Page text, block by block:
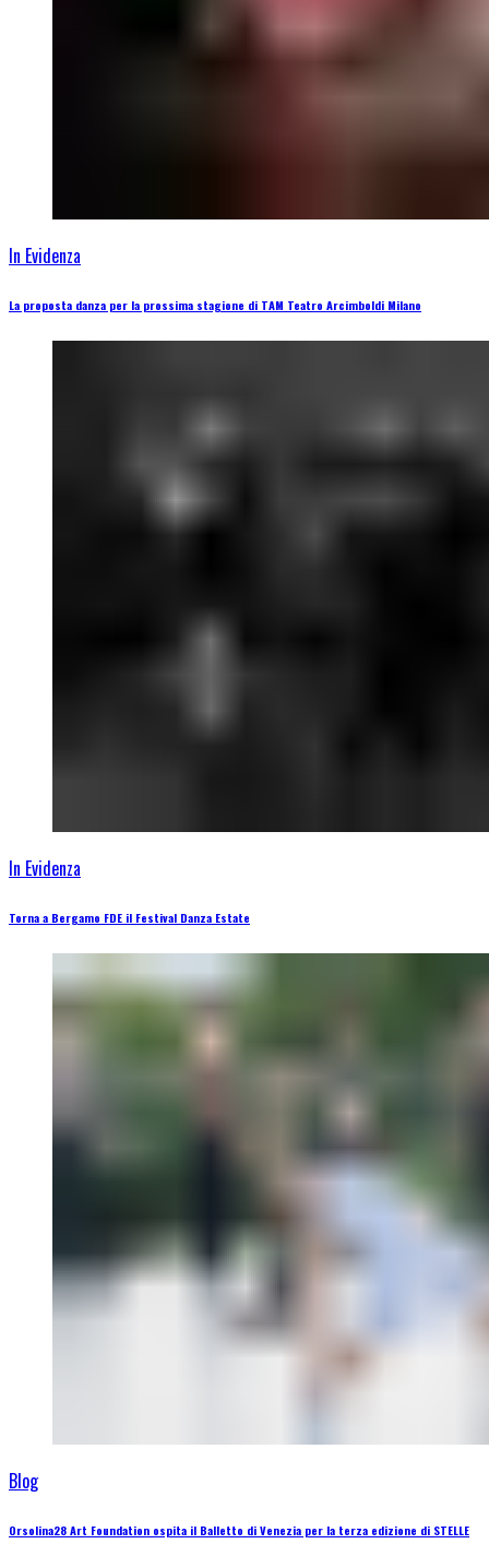
In Evidenza
La proposta danza per la prossima stagione di TAM Teatro Arcimboldi Milano
In Evidenza
Torna a Bergamo FDE il Festival Danza Estate
Blog
Orsolina28 Art Foundation ospita il Balletto di Venezia per la terza edizione di STELLE